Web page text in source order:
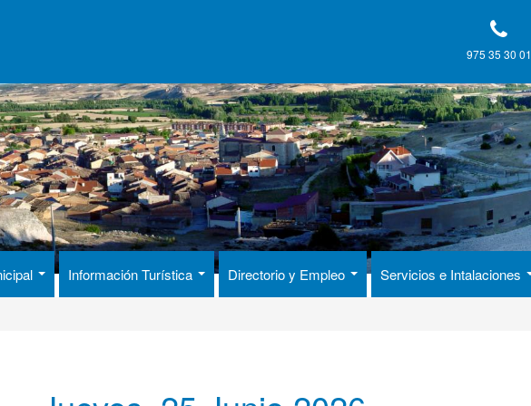
975 35 30 01
Información Turística Directorio y Empleo Servicios e Intalaciones